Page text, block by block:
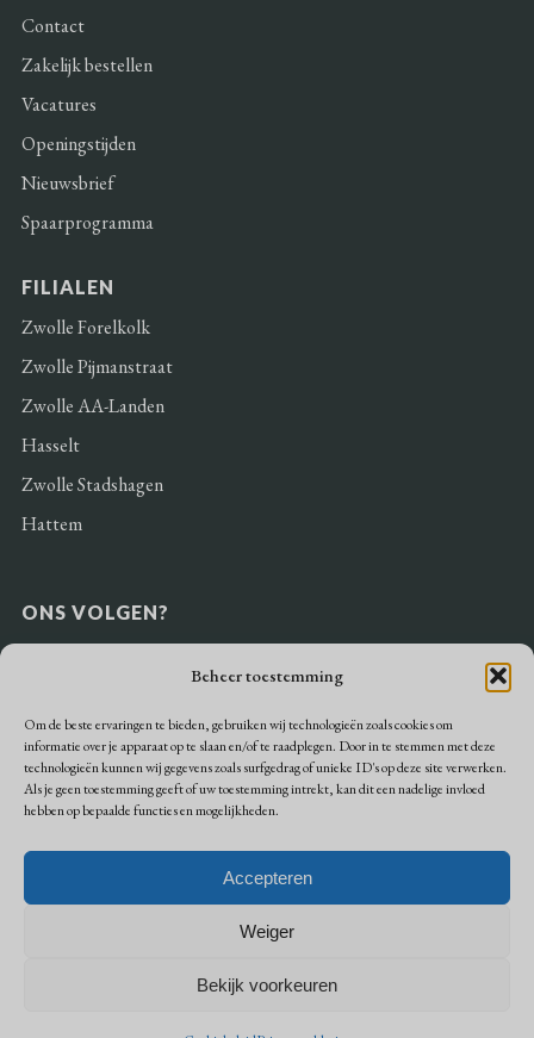
Beheer toestemming
Om de beste ervaringen te bieden, gebruiken wij technologieën zoals cookies om
informatie over je apparaat op te slaan en/of te raadplegen. Door in te stemmen met deze
technologieën kunnen wij gegevens zoals surfgedrag of unieke ID's op deze site verwerken.
Als je geen toestemming geeft of uw toestemming intrekt, kan dit een nadelige invloed
hebben op bepaalde functies en mogelijkheden.
Accepteren
Weiger
Bekijk voorkeuren
Contact
Zakelijk bestellen
Vacatures
Openingstijden
Nieuwsbrief
Spaarprogramma
FILIALEN
Zwolle Forelkolk
Zwolle Pijmanstraat
Zwolle AA-Landen
Hasselt
Zwolle Stadshagen
Hattem
ONS VOLGEN?
BETAALMOGELIJKHEDEN